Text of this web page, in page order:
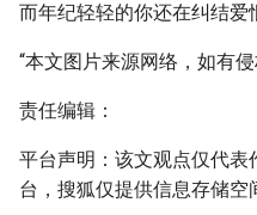
而年纪轻轻的你还在纠结爱
“本文图片来源网络，如有
责任编辑：
平台声明：该文观点仅代
台，搜狐仅提供信息存储空